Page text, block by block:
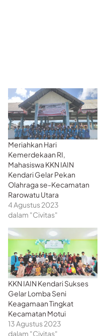
Meriahkan Hari
Kemerdekaan RI,
Mahasiswa KKN IAIN
Kendari Gelar Pekan
Olahraga se-Kecamatan
Rarowatu Utara
4 Agustus 2023
dalam "Civitas"
KKN IAIN Kendari Sukses
Gelar Lomba Seni
Keagamaan Tingkat
Kecamatan Motui
13 Agustus 2023
dalam "Civitas"